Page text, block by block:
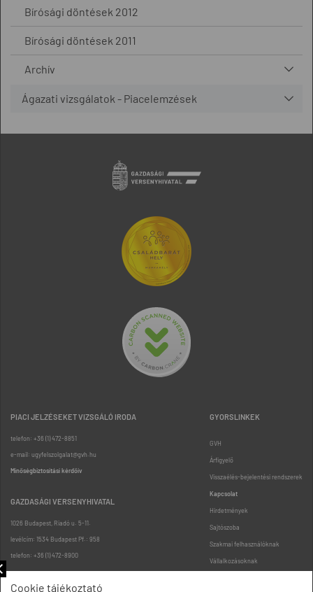
Bírósági döntések 2012
Bírósági döntések 2011
Archív
Ágazati vizsgálatok - Piacelemzések
PIACI JELZÉSEKET VIZSGÁLÓ IRODA
telefon: +36 (1) 472-8851
e-mail: ugyfelszolgalat@gvh.hu
Minőségbiztosítási kérdőív
GAZDASÁGI VERSENYHIVATAL
1026 Budapest, Riadó u. 5-11.
levélcím: 1534 Budapest Pf.: 958
telefon: +36 (1) 472-8900
GYORSLINKEK
GVH
Árfigyelő
Visszaélés-bejelentési rendszerek
Kapcsolat
Hirdetmények
Sajtószoba
Szakmai felhasználóknak
Vállalkozásoknak
Cookie tájékoztató